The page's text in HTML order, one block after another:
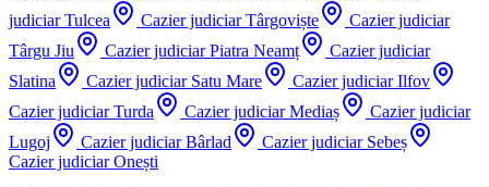
judiciarTulcea Cazier judiciarTârgoviște
Cazier judiciar
Târgu Jiu
Cazier judiciarPiatra Neamț
Cazier judiciar
Slatina
Cazier judiciar Satu Mare Cazier judiciarIlfov
Cazier judiciarTurda Cazier judiciarMediaș
Cazier judiciar
Lugoj
Cazier judiciarBârlad Cazier judiciar Sebeș
Cazier judiciarOnești